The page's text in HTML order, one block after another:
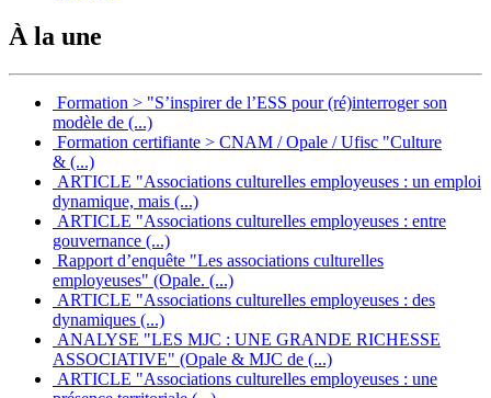
À la une
Formation > "S’inspirer de l’ESS pour (ré)interroger son
modèle de (...)
Formation certifiante > CNAM / Opale / Ufisc "Culture
& (...)
ARTICLE "Associations culturelles employeuses : un emploi
dynamique, mais (...)
ARTICLE "Associations culturelles employeuses : entre
gouvernance (...)
Rapport d’enquête "Les associations culturelles
employeuses" (Opale. (...)
ARTICLE "Associations culturelles employeuses : des
dynamiques (...)
ANALYSE "LES MJC : UNE GRANDE RICHESSE
ASSOCIATIVE" (Opale & MJC de (...)
ARTICLE "Associations culturelles employeuses : une